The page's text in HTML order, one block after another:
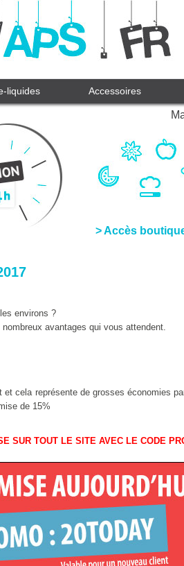
liquides Accessoires
> Accès
environs ?
avantages qui vous attendent.
cela représente de grosses économies
de 15%
SUR TOUT LE SITE AVEC LE CODE